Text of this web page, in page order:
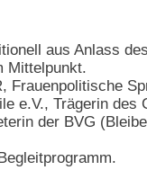
aus Anlass des
Mittelpunkt.
Frauenpolitische
e.V., Trägerin des
der BVG